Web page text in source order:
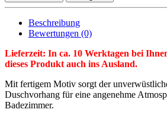
Beschreibung
Bewertungen (0)
Lieferzeit: In ca. 10 Werktagen bei
dieses Produkt auch ins Ausland.
Mit fertigem Motiv sorgt der
Duschvorhang für eine angenehme
Badezimmer.